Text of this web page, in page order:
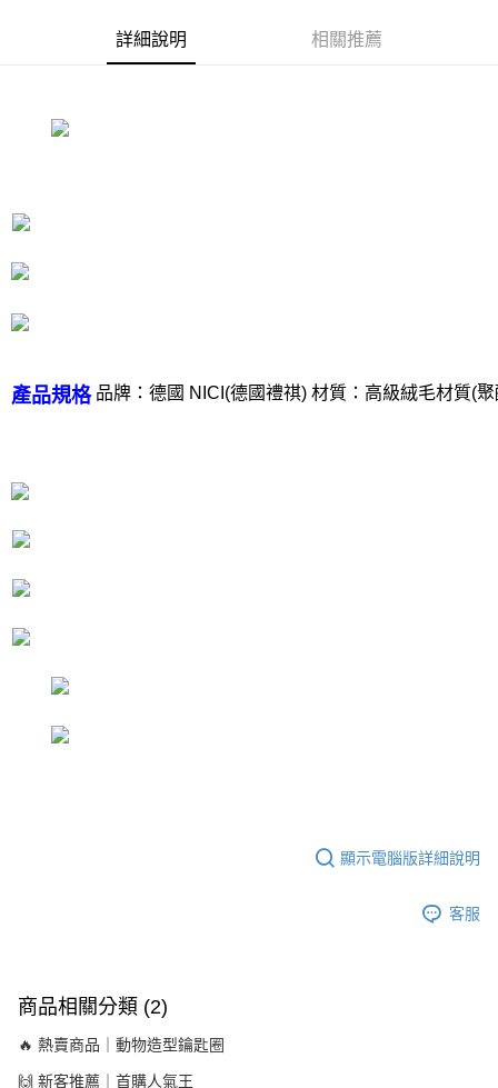
購買商品的店家。未經商家同意取消之訂單仍視為有效，需透過AFTEE先享
後付繳納相關費用。
客戶支援中心」
權轉讓予恩沛科技股份有限公司。
３．未成年的使用者請事先徵得法定代理人或監護人之同意方可使用
任。
請求用戶進行身份認證。
５．嚴禁一人註冊多個帳號或使用他人資訊註冊。若發現惡意使用之情形，
每筆NT$100，滿NT$990(含以上)免運費
詳細說明 相關推薦
產品規格 品牌：德國 NICI(德國禮祺) 材質：高級絨毛材質(
顯示電腦版詳細說明
客服
商品相關分類 (2)
🔥 熱賣商品｜動物造型鑰匙圈
🙌 新客推薦｜首購人氣王